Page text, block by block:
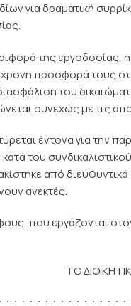
για δραματική
της εργοδοσίας,
προσφορά τους
του
συνεχώς με τις
έντονα για την
του
από διευθυντικά
ανεκτές.
που εργάζονται
ΤΟ